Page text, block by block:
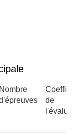
Nombre
de